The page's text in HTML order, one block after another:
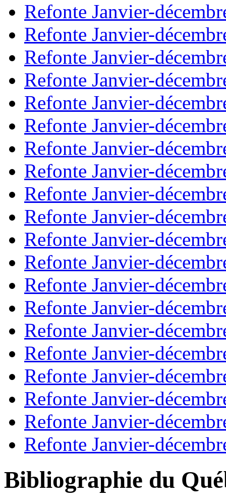
Refonte Janvier-
Refonte Janvier-
Refonte Janvier-
Refonte Janvier-
Refonte Janvier-
Refonte Janvier-
Refonte Janvier-
Refonte Janvier-
Refonte Janvier-
Refonte Janvier-
Refonte Janvier-
Refonte Janvier-
Refonte Janvier-
Refonte Janvier-
Refonte Janvier-
Refonte Janvier-
Refonte Janvier-
Refonte Janvier-
Refonte Janvier-
Refonte Janvier-
Bibliographie du